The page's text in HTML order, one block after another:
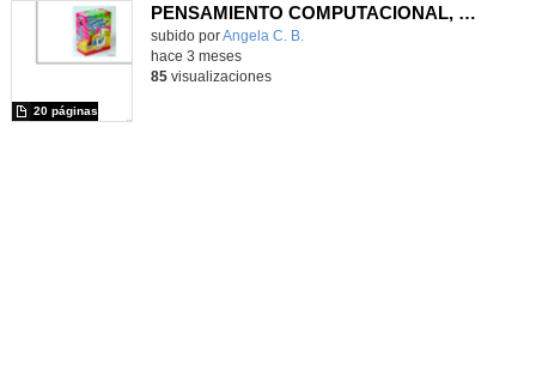
PENSAMIENTO COMPUTACIONAL, PROGRAMACIÓN Y ROBÓTICA EN EL AULA EN EDUCACIÓN INFANTIL
Contenido educativo.
subido porAngela C. B.
20 páginas
hace 3 meses
85visualizaciones